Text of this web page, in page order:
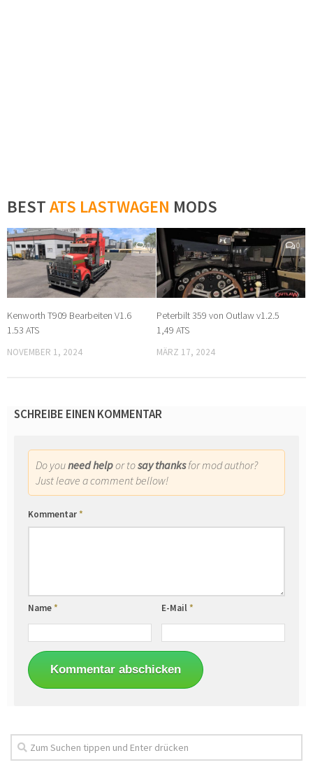
BESTATS LASTWAGEN MODS
0
Kenworth T909 Bearbeiten V1.6
1.53 ATS
NOVEMBER 1, 2024
0
Peterbilt 359 von Outlaw v1.2.5
1,49 ATS
MÄRZ 17, 2024
SCHREIBE EINEN KOMMENTAR
Do youneed helpor tosay thanksfor mod author?
Just leave a comment bellow!
Kommentar*
Name* E-Mail*